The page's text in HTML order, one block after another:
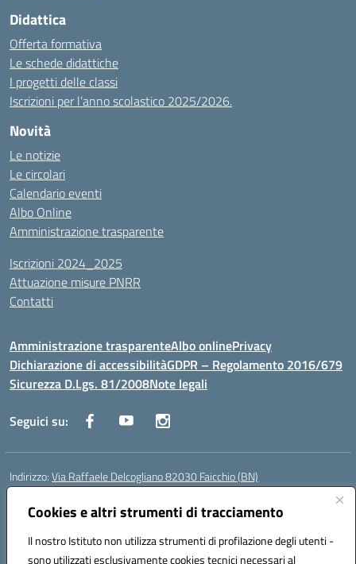
Cookies e altri strumenti di tracciamento
Il nostro Istituto non utilizza strumenti di profilazione degli utenti -
sono utilizzati esclusivamente cookies tecnici necessari al
Didattica
Offerta formativa
Le schede didattiche
I progetti delle classi
Iscrizioni per l’anno scolastico 2025/2026.
Novità
Le notizie
Le circolari
Calendario eventi
Albo Online
Amministrazione trasparente
Iscrizioni 2024_2025
Attuazione misure PNRR
Contatti
Amministrazione trasparenteAlbo onlinePrivacy
Dichiarazione di accessibilitàGDPR – Regolamento 2016/679
Sicurezza D.Lgs. 81/2008Note legali
Seguici su:
Indirizzo:Via Raffaele Delcogliano 82030 Faicchio (BN)
Centralino:
Posta elettronica certificata (PEC):bnis02300v@pec.istruzione.it
Codice fiscale: 90003320620
Codice meccanografico:BNIS02300V